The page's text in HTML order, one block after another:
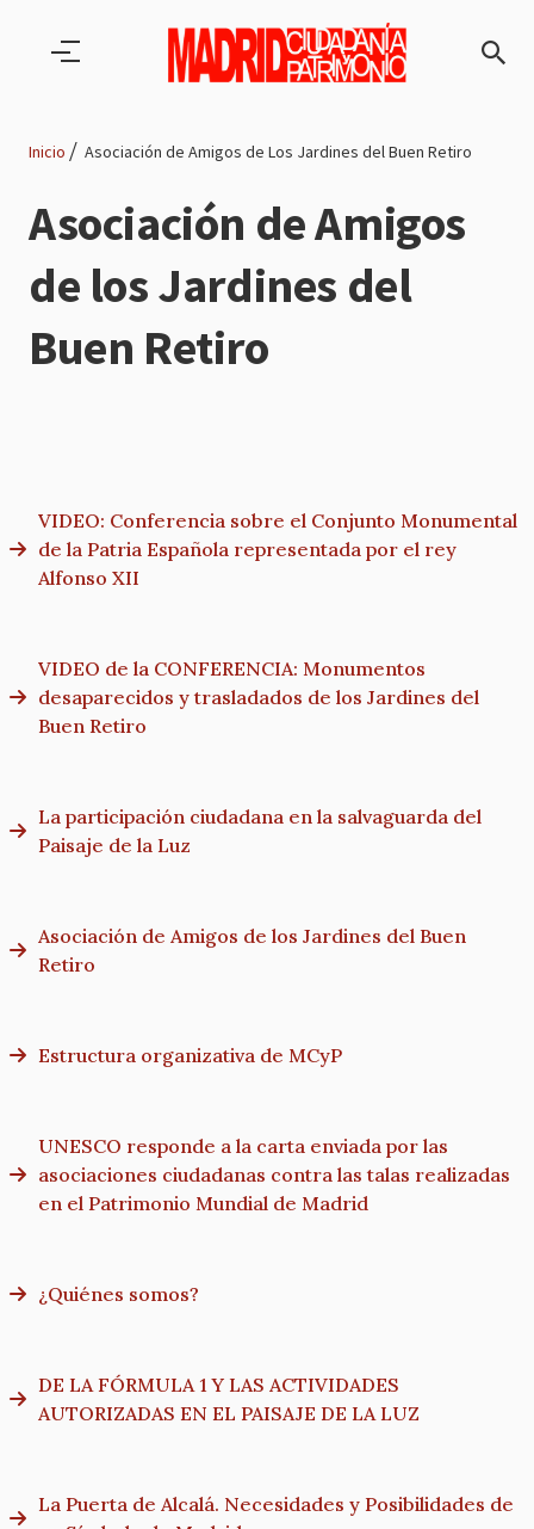
Ruta
de
navegación
Inicio Asociación de Amigos de Los Jardines del Buen Retiro
Asociación de Amigos
de los Jardines del
Buen Retiro
VIDEO: Conferencia sobre el Conjunto Monumental
de la Patria Española representada por el rey
Alfonso XII
VIDEO de la CONFERENCIA: Monumentos
desaparecidos y trasladados de los Jardines del
Buen Retiro
La participación ciudadana en la salvaguarda del
Paisaje de la Luz
Asociación de Amigos de los Jardines del Buen
Retiro
Estructura organizativa de MCyP
UNESCO responde a la carta enviada por las
asociaciones ciudadanas contra las talas realizadas
en el Patrimonio Mundial de Madrid
¿Quiénes somos?
DE LA FÓRMULA 1 Y LAS ACTIVIDADES
AUTORIZADAS EN EL PAISAJE DE LA LUZ
La Puerta de Alcalá. Necesidades y Posibilidades de